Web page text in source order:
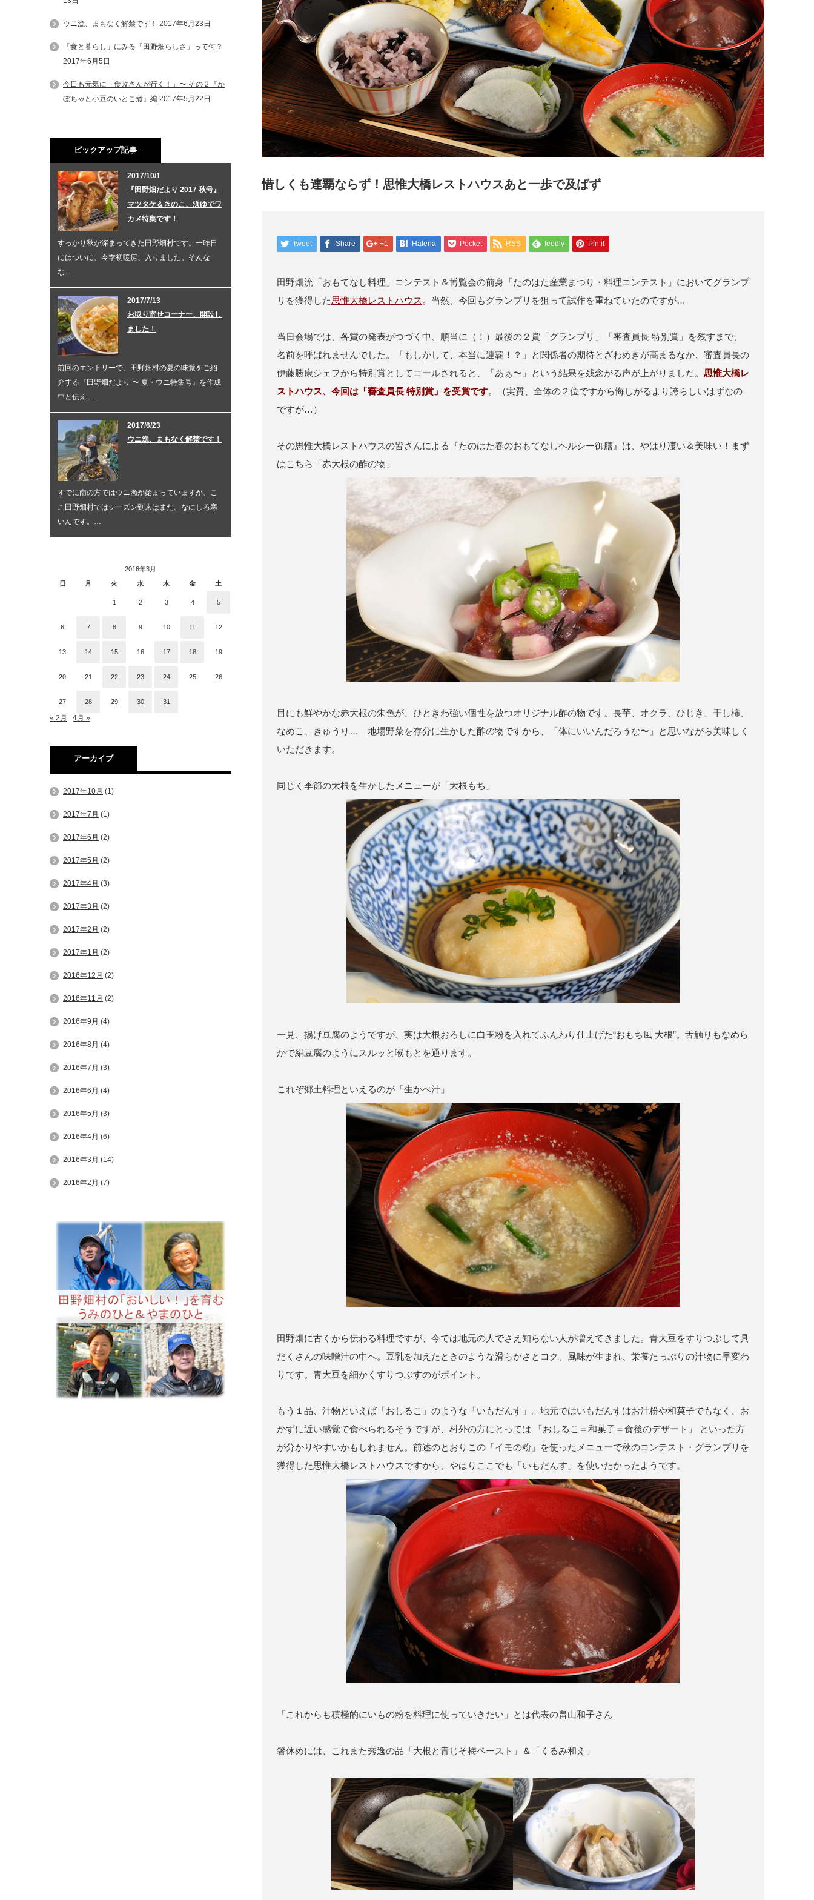
惜しくも連覇ならず！思惟大橋レストハウスあと一歩で及ばず
Tweet Share +1 Hatena Pocket RSS feedly Pin it
田野畑流「おもてなし料理」コンテスト＆博覧会の前身「たのはた産業まつり・料理コンテスト」においてグランプ
リを獲得した思惟大橋レストハウス 。当然、今回もグランプリを狙って試作を重ねていたのですが…
当日会場では、各賞の発表がつづく中、順当に（！）最後の２賞「グランプリ」「審査員長 特別賞」を残すまで、
名前を呼ばれませんでした。「もしかして、本当に連覇！？」と関係者の期待とざわめきが高まるなか、審査員長の
伊藤勝康シェフから特別賞としてコールされると、「あぁ〜」という結果を残念がる声が上がりました。 思惟大橋レ
ストハウス、今回は「審査員長 特別賞」を受賞です。（実質、全体の２位ですから悔しがるより誇らしいはずなの
ですが…）
その思惟大橋レストハウスの皆さんによる『たのはた春のおもてなしヘルシー御膳』は、やはり凄い＆美味い！まず
はこちら「赤大根の酢の物」
目にも鮮やかな赤大根の朱色が、ひときわ強い個性を放つオリジナル酢の物です。長芋、オクラ、ひじき、干し柿、
なめこ、きゅうり… 地場野菜を存分に生かした酢の物ですから、「体にいいんだろうな〜」と思いながら美味しく
いただきます。
同じく季節の大根を生かしたメニューが「大根もち」
一見、揚げ豆腐のようですが、実は大根おろしに白玉粉を入れてふんわり仕上げた“おもち風 大根”。舌触りもなめら
かで絹豆腐のようにスルッと喉もとを通ります。
これぞ郷土料理といえるのが「生かべ汁」
田野畑に古くから伝わる料理ですが、今では地元の人でさえ知らない人が増えてきました。青大豆をすりつぶして具
だくさんの味噌汁の中へ。豆乳を加えたときのような滑らかさとコク、風味が生まれ、栄養たっぷりの汁物に早変わ
りです。青大豆を細かくすりつぶすのがポイント。
もう１品、汁物といえば「おしるこ」のような「いもだんす」。地元ではいもだんすはお汁粉や和菓子でもなく、お
かずに近い感覚で食べられるそうですが、村外の方にとっては 「おしるこ＝和菓子＝食後のデザート」 といった方
が分かりやすいかもしれません。前述のとおりこの「イモの粉」を使ったメニューで秋のコンテスト・グランプリを
獲得した思惟大橋レストハウスですから、やはりここでも「いもだんす」を使いたかったようです。
「これからも積極的にいもの粉を料理に使っていきたい」とは代表の畠山和子さん
箸休めには、これまた秀逸の品「大根と青じそ梅ペースト」＆「くるみ和え」
ウニ漁、まもなく解禁です！ 2017年6月23日
「食と暮らし」にみる「田野畑らしさ」って何？
2017年6月5日
今日も元気に「食改さんが行く！」〜 その２『か
ぼちゃと小豆のいとこ煮』編 2017年5月22日
ピックアップ記事
2017/10/1
『田野畑だより 2017 秋号』
マツタケ＆きのこ、浜ゆでワ
カメ特集です！
すっかり秋が深まってきた田野畑村です。一昨日
にはついに、今季初暖房、入りました。そんな
な…
2017/7/13
お取り寄せコーナー、開設し
ました！
前回のエントリーで、田野畑村の夏の味覚をご紹
介する『田野畑だより 〜 夏・ウニ特集号』を作成
中と伝え…
2017/6/23
ウニ漁、まもなく解禁です！
すでに南の方ではウニ漁が始まっていますが、こ
こ田野畑村ではシーズン到来はまだ。なにしろ寒
いんです。…
2016年3月
日
月 火 水 木 金 土
1 2 3 4 5
6 7 8 9 10 11 12
13 14 15 16 17 18 19
20 21 22 23 24 25 26
27 28 29 30 31
« 2月 4月 »
アーカイブ
2017年10月 (1)
2017年7月 (1)
2017年6月 (2)
2017年5月 (2)
2017年4月 (3)
2017年3月 (2)
2017年2月 (2)
2017年1月 (2)
2016年12月 (2)
2016年11月 (2)
2016年9月 (4)
2016年8月 (4)
2016年7月 (3)
2016年6月 (4)
2016年5月 (3)
2016年4月 (6)
2016年3月 (14)
2016年2月 (7)